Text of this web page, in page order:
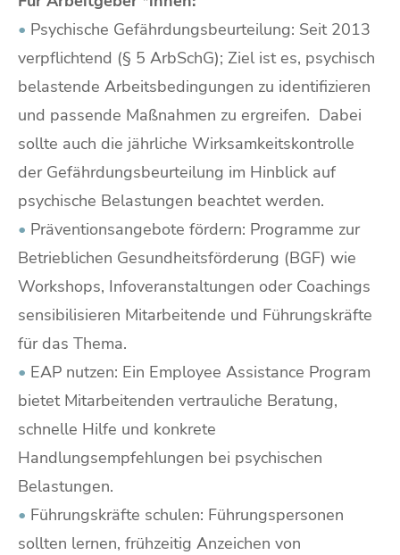
• Psychische Gefährdungsbeurteilung: Seit 2013
verpflichtend (§ 5 ArbSchG); Ziel ist es, psychisch
belastende Arbeitsbedingungen zu identifizieren
und passende Maßnahmen zu ergreifen. Dabei
sollte auch die jährliche Wirksamkeitskontrolle
der Gefährdungsbeurteilung im Hinblick auf
psychische Belastungen beachtet werden.
• Präventionsangebote fördern: Programme zur
Betrieblichen Gesundheitsförderung (BGF) wie
Workshops, Infoveranstaltungen oder Coachings
sensibilisieren Mitarbeitende und Führungskräfte
für das Thema.
• EAP nutzen: Ein Employee Assistance Program
bietet Mitarbeitenden vertrauliche Beratung,
schnelle Hilfe und konkrete
Handlungsempfehlungen bei psychischen
Belastungen.
• Führungskräfte schulen: Führungspersonen
sollten lernen, frühzeitig Anzeichen von